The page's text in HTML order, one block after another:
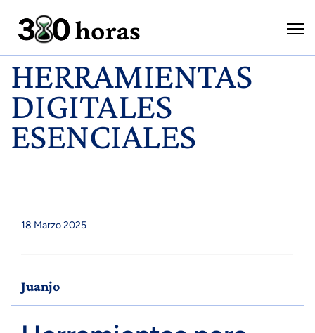
HERRAMIENTAS
DIGITALES
ESENCIALES
18 Marzo 2025
Juanjo